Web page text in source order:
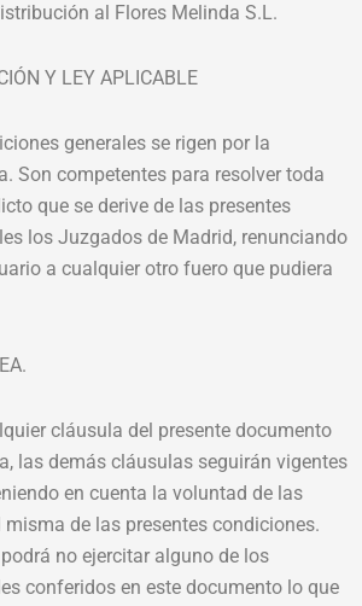
al Flores Melinda S.L.
Y LEY APLICABLE
generales se rigen por la
Son competentes para resolver toda
que se derive de las presentes
los Juzgados de Madrid, renunciando
a cualquier otro fuero que pudiera
cláusula del presente documento
las demás cláusulas seguirán vigentes
en cuenta la voluntad de las
de las presentes condiciones.
no ejercitar alguno de los
conferidos en este documento lo que